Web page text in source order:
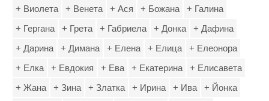
+ Виолета
+ Венета + Ася + Божана
+ Галина
+ Гергана
+ Грета + Габриела + Донка
+ Дафина
+ Дарина
+ Димана + Елена + Елица
+ Елеонора
+ Елка
+ Евдокия + Ева + Екатерина
+ Елисавета
+ Жана
+ Зина + Златка + Ирина + Ива
+ Йонка